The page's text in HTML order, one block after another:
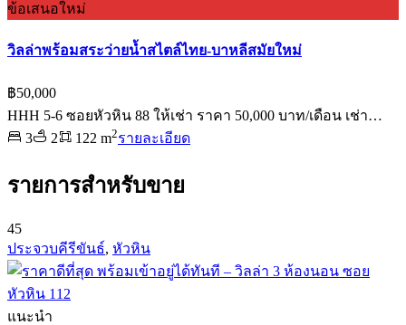
ข้อเสนอใหม่
วิลล่าพร้อมสระว่ายน้ำสไตล์ไทย-บาหลีสมัยใหม่
฿50,000
HHH 5-6 ซอยหัวหิน 88 ให้เช่า ราคา 50,000 บาท/เดือน เช่า…
3
2 122 m2รายละเอียด
รายการสำหรับขาย
45
ประจวบคีรีขันธ์, หัวหิน
แนะนำ